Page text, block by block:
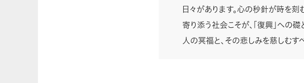
日々があります。心の秒針が時を刻
寄り添う社会こそが、「復興」への
人の冥福と、その悲しみを慈しむす